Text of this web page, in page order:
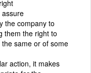
assure
the company to
them the right to
same or of some
action, it makes